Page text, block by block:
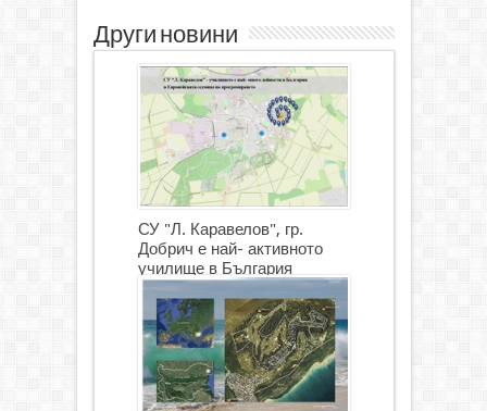
Други новини
СУ "Л. Каравелов", гр.
Добрич е най- активното
училище в България